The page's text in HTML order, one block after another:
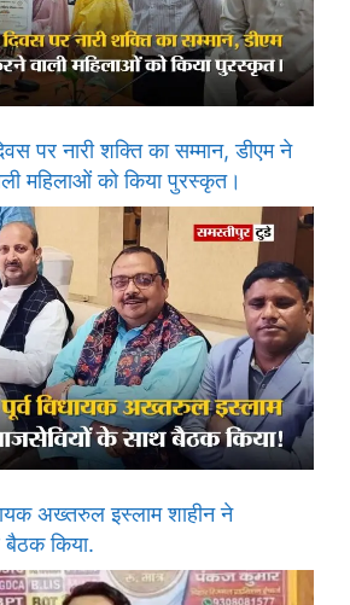
पर नारी शक्ति का सम्मान, डीएम ने
महिलाओं को किया पुरस्कृत।
अख्तरुल इस्लाम शाहीन ने
किया.